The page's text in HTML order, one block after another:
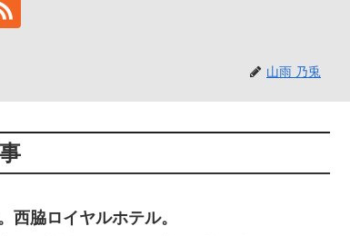
山雨 乃兎
西脇ロイヤルホテル。